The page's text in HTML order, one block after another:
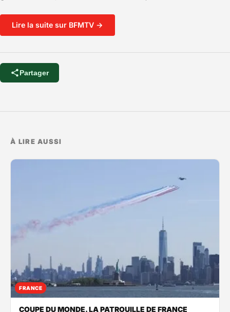
Lire la suite sur BFMTV →
Partager
À LIRE AUSSI
FRANCE
COUPE DU MONDE. LA PATROUILLE DE FRANCE